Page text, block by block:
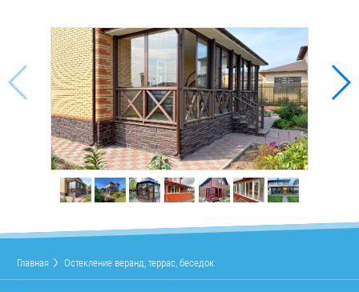
Главная Остекление веранд, террас, беседок